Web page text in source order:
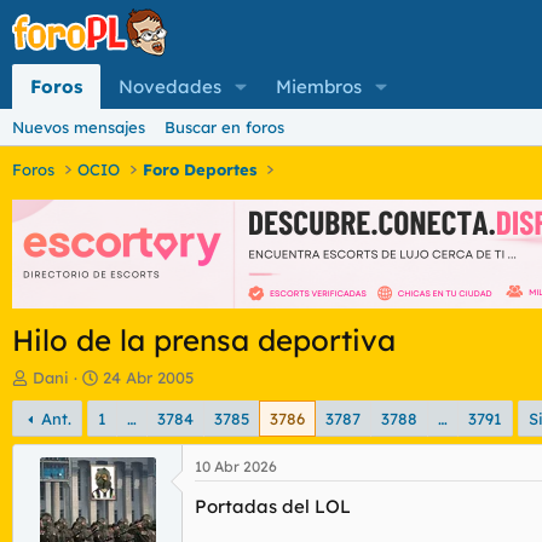
Foros Novedades Miembros
Nuevos mensajes Buscar en foros
Foros OCIO Foro Deportes
Hilo de la prensa deportiva
I
n
i
c
a
d
o
Dani
F
e
c
h
a
d
e
i
24 Abr 2005
Ant. 1 … 3784 3785 3786 3787 3788 … 3791
10 Abr 2026
Portadas del LOL